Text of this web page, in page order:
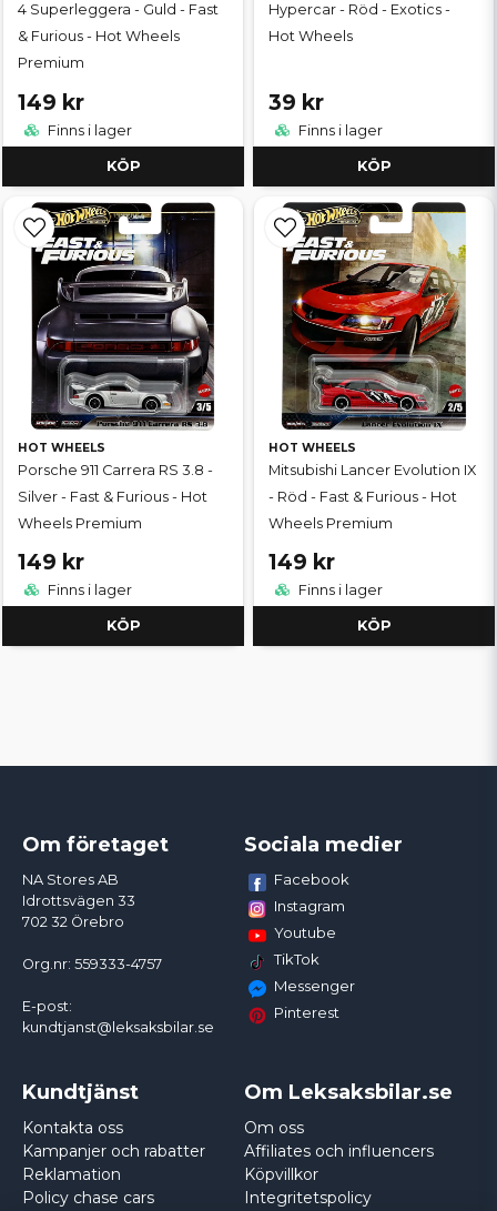
4 Superleggera - Guld - Fast
& Furious - Hot Wheels
Premium
149 kr
Finns i lager
KÖP
Hypercar - Röd - Exotics -
Hot Wheels
39 kr
Finns i lager
KÖP
HOT WHEELS
Porsche 911 Carrera RS 3.8 -
Silver - Fast & Furious - Hot
Wheels Premium
149 kr
Finns i lager
KÖP
HOT WHEELS
Mitsubishi Lancer Evolution IX
- Röd - Fast & Furious - Hot
Wheels Premium
149 kr
Finns i lager
KÖP
Om företaget
NA Stores AB
Idrottsvägen 33
702 32 Örebro
Org.nr: 559333-4757
E-post:
kundtjanst@leksaksbilar.se
Sociala medier
Facebook
Instagram
Youtube
TikTok
Messenger
Pinterest
Kundtjänst
Kontakta oss
Kampanjer och rabatter
Reklamation
Policy chase cars
Om Leksaksbilar.se
Om oss
Affiliates och influencers
Köpvillkor
Integritetspolicy